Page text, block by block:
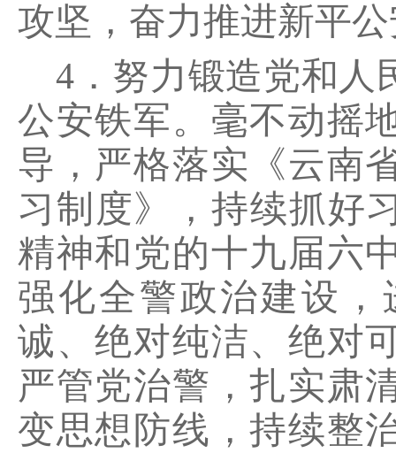
攻坚，奋力推进新平
4．努力锻造党和人
公安铁军。毫不动摇
导，严格落实《云南
习制度》，持续抓好
精神和党的十九届六
强化全警政治建设
诚、绝对纯洁、绝对
严管党治警，扎实肃
变思想防线，持续整